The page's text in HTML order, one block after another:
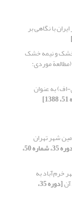
با نگاهی بر
خشک و نیمه خشک
(مطالعة موردی:
اف) به عنوان
شهر تهران
[دوره 35، شماره 50،
خرم‌آباد به
[دوره 35،